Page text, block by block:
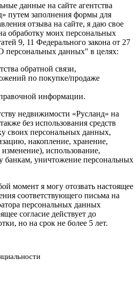
данные на сайте агентства
путем заполнения формы для
отзыва на сайте, я даю свое
обработку моих персональных
9, 11 Федерального закона от 27
персональных данных" в целях:
обратной связи,
по покупке/продаже
информации.
недвижимости «Русланд» на
без использования средств
своих персональных данных,
накопление, хранение,
использование,
банкам, уничтожение персональных
момент я могу отозвать настоящее
соответствующего письма на
персональных данных
согласие действует до
но на срок не более 5 лет.